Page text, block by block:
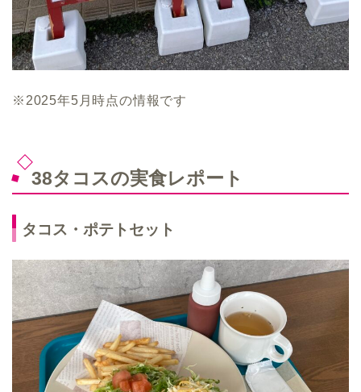
※2025年5月時点の情報です
38タコスの実食レポート
タコス・ポテトセット